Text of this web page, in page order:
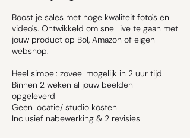
Boost je sales met hoge kwaliteit foto's en
video's. Ontwikkeld om snel live te gaan met
jouw product op Bol, Amazon of eigen
webshop.
Heel simpel: zoveel mogelijk in 2 uur tijd
Binnen 2 weken al jouw beelden
opgeleverd
Geen locatie/ studio kosten
Inclusief nabewerking & 2 revisies